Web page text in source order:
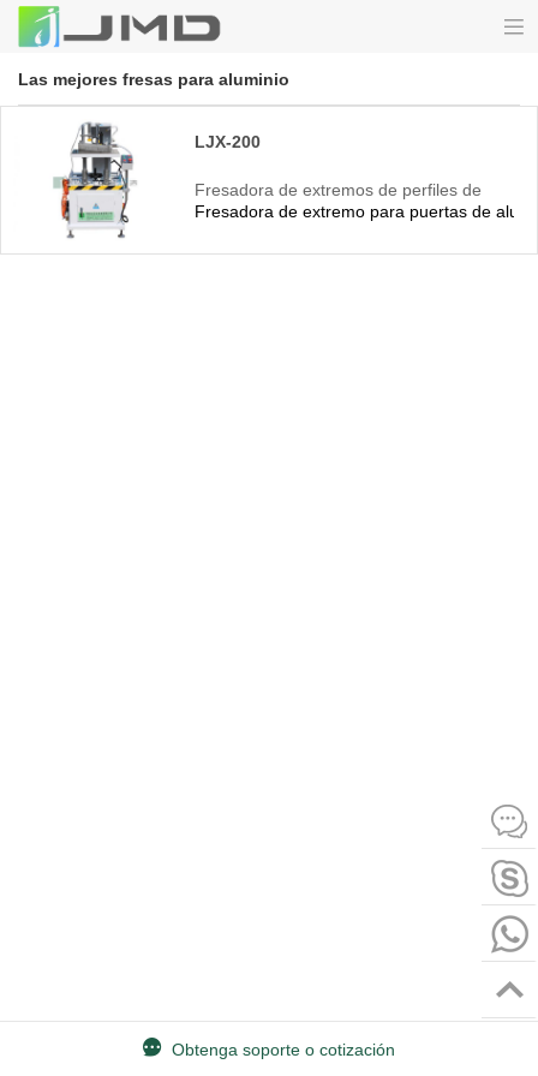
Las mejores fresas para aluminio
LJX-200
Fresadora de extremos de perfiles de
aluminio
Fresadora de extremo para puertas de
Obtenga soporte o cotización